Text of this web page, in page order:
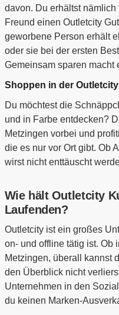
davon. Du erhältst
Freund einen Outletcity
geworbene Person erhält
oder sie bei der ersten
Gemeinsam sparen macht
Shoppen in der
Du möchtest die
und in Farbe entdecken?
Metzingen vorbei und
die es nur vor Ort gibt. Ob
wirst nicht enttäuscht
Wie hält Outletcity
Laufenden?
Outletcity ist ein großes
on- und offline tätig ist. Ob
Metzingen, überall kannst
den Überblick nicht
Unternehmen in den
du keinen Marken-